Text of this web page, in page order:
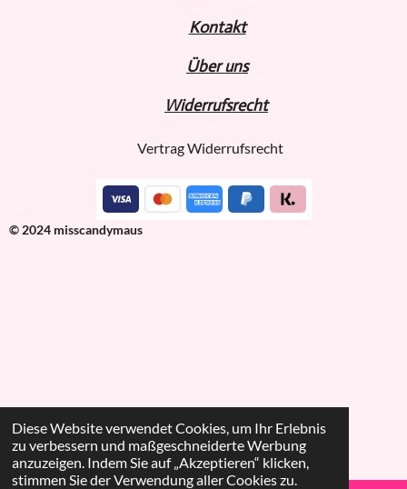
Diese Website verwendet Cookies, um Ihr Erlebnis
zu verbessern und maßgeschneiderte Werbung
anzuzeigen. Indem Sie auf „Akzeptieren“ klicken,
stimmen Sie der Verwendung aller Cookies zu.
Kontakt
Über uns
Widerrufsrecht
Vertrag Widerrufsrecht
© 2024 misscandymaus